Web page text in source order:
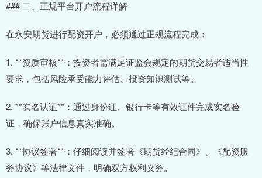
### 二、正规平台开户流程详解
在永安期货进行配资开户，必须通过正规流程完成：
1. **资质审核**：投资者需满足证监会规定的期货交易者适当性
要求，包括风险承受能力评估、投资知识测试等。
2. **实名认证**：通过身份证、银行卡等有效证件完成实名验
证，确保账户信息真实准确。
3. **协议签署**：仔细阅读并签署《期货经纪合同》、《配资服
务协议》等法律文件，明确双方权利义务。